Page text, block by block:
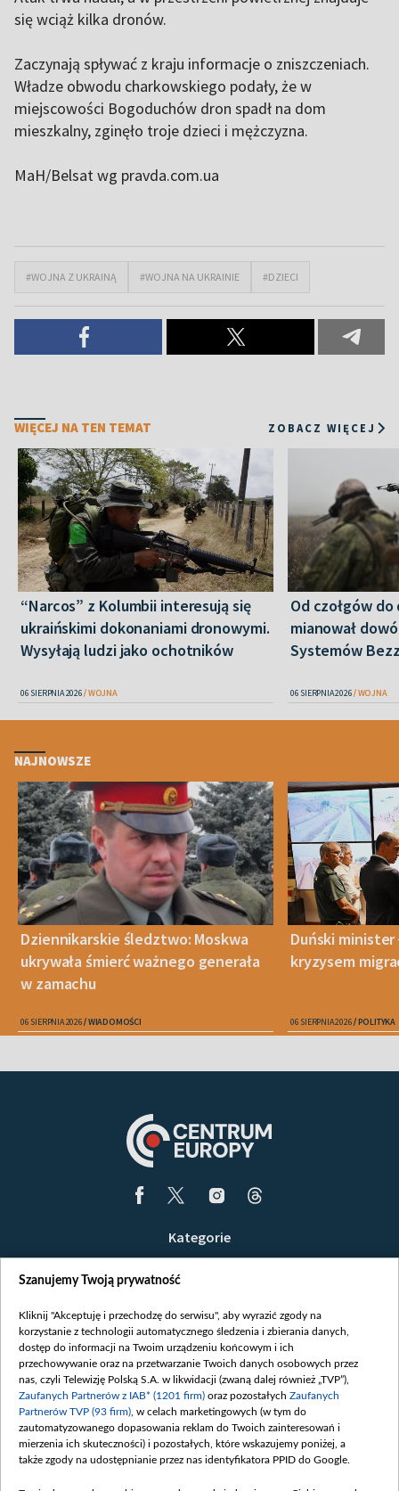
się wciąż kilka dronów.
Zaczynają spływać z kraju informacje o zniszczeniach.
Władze obwodu charkowskiego podały, że w
miejscowości Bogoduchów dron spadł na dom
mieszkalny, zginęło troje dzieci i mężczyzna.
MaH/Belsat wg pravda.com.ua
#WOJNA Z UKRAINĄ #WOJNA NA UKRAINIE #DZIECI
WIĘCEJ NA TEN TEMAT ZOBACZ WIĘCEJ
“Narcos” z Kolumbii interesują się
ukraińskimi dokonaniami dronowymi.
Wysyłają ludzi jako ochotników
06 SIERPNIA 2026 WOJNA
Od czołgów
mianował
Systemów
06 SIERPNIA 2026 WOJNA
NAJNOWSZE
Dziennikarskie śledztwo: Moskwa
ukrywała śmierć ważnego generała
w zamachu
06 SIERPNIA 2026 WIADOMOŚCI
Duński minister
kryzysem
06 SIERPNIA 2026 POLITYKA
Kategorie
Opinie
Białoruś / Polska
Czytelnia
Centrum Europy
O nas
Kontakt
Informacje o nadawcy
Szanujemy Twoją prywatność
Kliknij "Akceptuję i przechodzę do serwisu", aby wyrazić zgody na
korzystanie z technologii automatycznego śledzenia i zbierania danych,
dostęp do informacji na Twoim urządzeniu końcowym i ich
przechowywanie oraz na przetwarzanie Twoich danych osobowych przez
nas, czyli Telewizję Polską S.A. w likwidacji (zwaną dalej również „TVP”),
Zaufanych Partnerów z IAB* (1201 firm) oraz pozostałych Zaufanych
Partnerów TVP (93 firm) , w celach marketingowych (w tym do
zautomatyzowanego dopasowania reklam do Twoich zainteresowań i
mierzenia ich skuteczności) i pozostałych, które wskazujemy poniżej, a
także zgody na udostępnianie przez nas identyfikatora PPID do Google.